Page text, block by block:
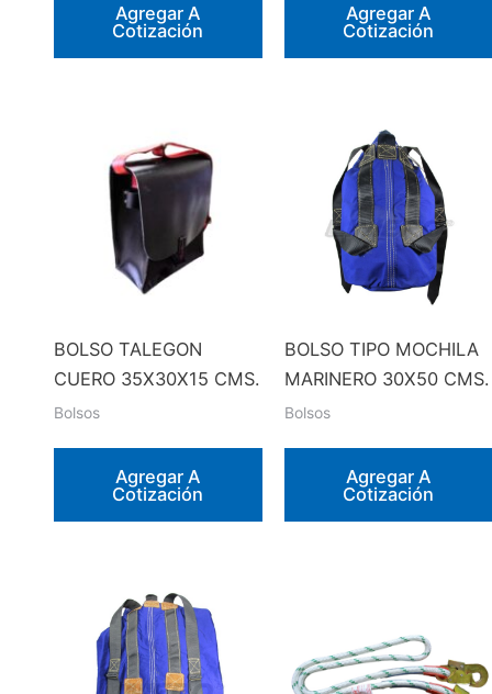
Agregar A
Cotización
Agregar A
Cotización
BOLSO TALEGON
CUERO 35X30X15 CMS.
Bolsos
Agregar A
Cotización
BOLSO TIPO MOCHILA
MARINERO 30X50 CMS.
Bolsos
Agregar A
Cotización